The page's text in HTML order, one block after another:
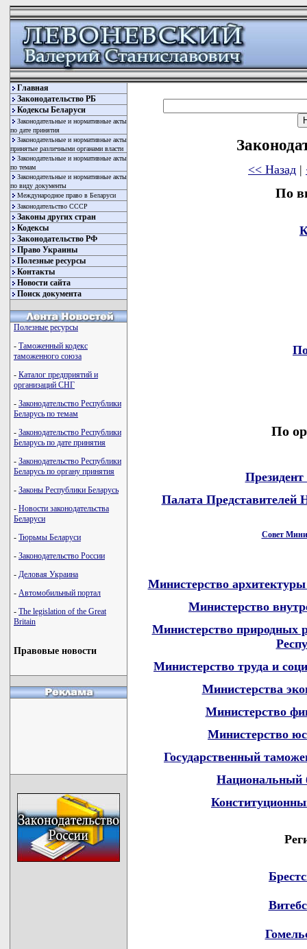
Главная
Законодательство РБ
Кодексы Беларуси
Законодательные и нормативные акты
по дате принятия
Законодательные и нормативные акты
принятые различными органами власти
Законодательные и нормативные акты
по темам
Законодательные и нормативные акты
по виду документы
Международное право в Беларуси
Законодательство СССР
Законы других стран
Кодексы
Законодательство РФ
Право Украины
Полезные ресурсы
Контакты
Новости сайта
Поиск документа
Полезные ресурсы
- Таможенный кодекс
таможенного союза
- Каталог предприятий и
организаций СНГ
- Законодательство Республики
Беларусь по темам
- Законодательство Республики
Беларусь по дате принятия
- Законодательство Республики
Беларусь по органу принятия
- Законы Республики Беларусь
- Новости законодательства
Беларуси
- Тюрьмы Беларуси
- Законодательство России
- Деловая Украина
- Автомобильный портал
- The legislation of the Great
Britain
Правовые новости
<< Назад |
По
По
Палата Представителей
Совет
Министерство
Министерство
Министерство природных
Министерство труда и
Министерства
Министерство
Министерство
Государственный
Национальный